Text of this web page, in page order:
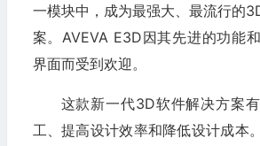
一模块中，成为最强大、最流行的
案。AVEVA E3D因其先进的功能
界面而受到欢迎。
这款新一代3D软件解决方案
工、提高设计效率和降低设计成本